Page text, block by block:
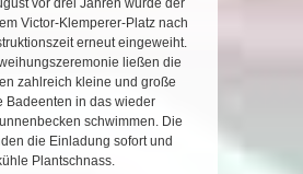
vor drei Jahren wurde der
Victor-Klemperer-Platz nach
erneut eingeweiht.
ließen die
zahlreich kleine und große
Badeenten in das wieder
schwimmen. Die
die Einladung sofort und
Plantschnass.